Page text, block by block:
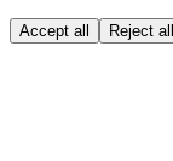
Accept all Reject all